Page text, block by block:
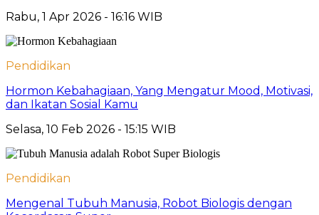
Rabu, 1 Apr 2026 - 16:16 WIB
Pendidikan
Hormon Kebahagiaan, Yang Mengatur Mood, Motivasi,
dan Ikatan Sosial Kamu
Selasa, 10 Feb 2026 - 15:15 WIB
Pendidikan
Mengenal Tubuh Manusia, Robot Biologis dengan